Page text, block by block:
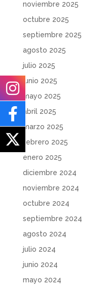
noviembre 2025
octubre 2025
septiembre 2025
agosto 2025
julio 2025
junio 2025
mayo 2025
abril 2025
marzo 2025
febrero 2025
enero 2025
diciembre 2024
noviembre 2024
octubre 2024
septiembre 2024
agosto 2024
julio 2024
junio 2024
mayo 2024